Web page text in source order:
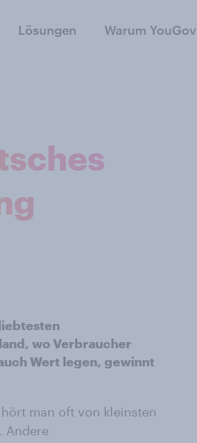
Lösungen Warum YouGov
wo Verbraucher
Wert legen, gewinnt
man oft von kleinsten
Andere